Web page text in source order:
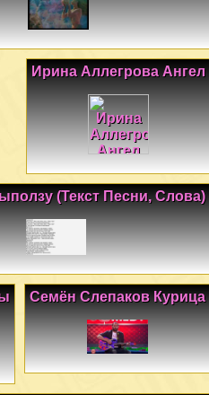
Ирина Аллегрова Ангел
(Текст Песни, Слова)
Семён Слепаков Курица